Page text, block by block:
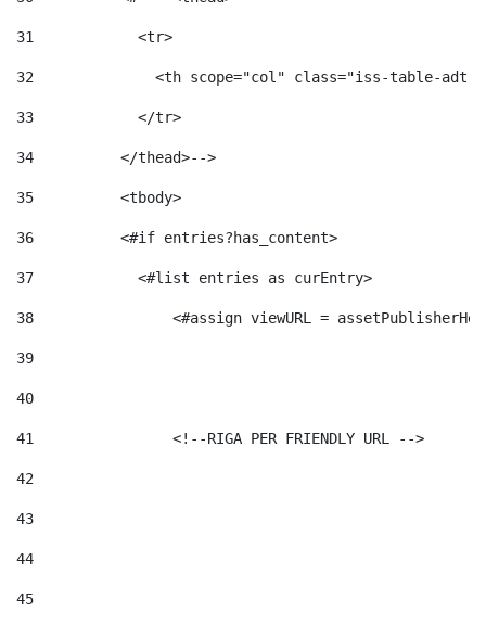
31
            <tr>
32
<th scope="col" class="iss-table-
33
            </tr>
34
          </thead>-->
35
          <tbody>
36
          <#if entries?has_content>
37
            <#list entries as curEntry>
38
<#assign viewURL =
39
40
41
                <!--RIGA PER FRIENDLY URL -->
42
43
44
45